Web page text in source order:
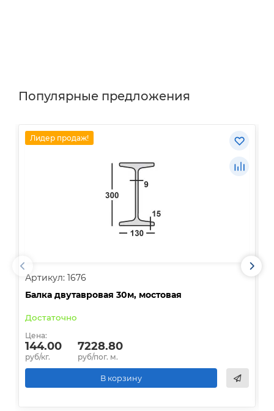
Популярные предложения
Лидер продаж!
Артикул: 1676
Балка двутавровая 30м, мостовая
Достаточно
Цена:
144.00
руб/кг.
7228.80
руб/пог. м.
В корзину